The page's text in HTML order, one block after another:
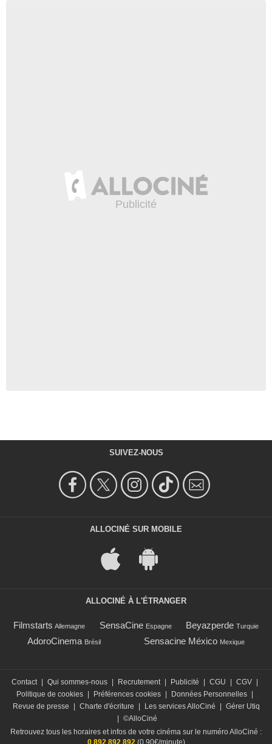
SUIVEZ-NOUS
ALLOCINÉ SUR MOBILE
ALLOCINÉ À L'ÉTRANGER
Filmstarts Allemagne SensaCine Espagne Beyazperde Turquie
AdoroCinema Brésil Sensacine México Mexique
Contact Qui sommes-nous Recrutement Publicité CGU CGV
Politique de cookies
Préférences cookies Données Personnelles
Revue de presse
Charte d'écriture Les services AlloCiné
Gérer Utiq
©AlloCiné
Retrouvez tous les horaires et infos de votre cinéma sur le numéro AlloCiné :